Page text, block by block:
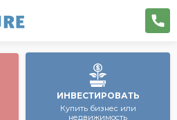
ИНВЕСТИРОВАТЬ
Купить бизнес или
недвижимость